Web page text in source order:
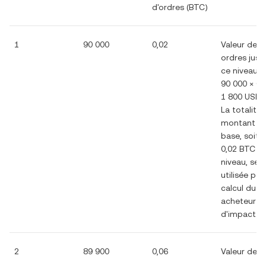
d'ordres (BTC)
1 90 000 0,02
Valeur des
ordres
ce niveau =
90 000 ×
1 800 USDT
La totalité
montant
base, soit
0,02 BTC à
niveau, sera
utilisée
calcul du
acheteur
d'impact.
2 89 900 0,06
Valeur des